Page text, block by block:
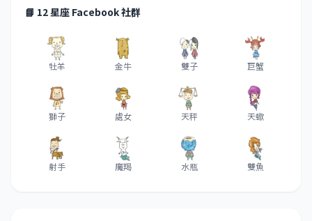
📘 12 星座 Facebook 社群
牡羊 金牛 雙子 巨蟹
獅子 處女 天秤 天蠍
射手 魔羯 水瓶 雙魚